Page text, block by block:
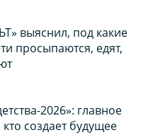
выяснил, под какие
просыпаются, едят,
2026»: главное
создает будущее